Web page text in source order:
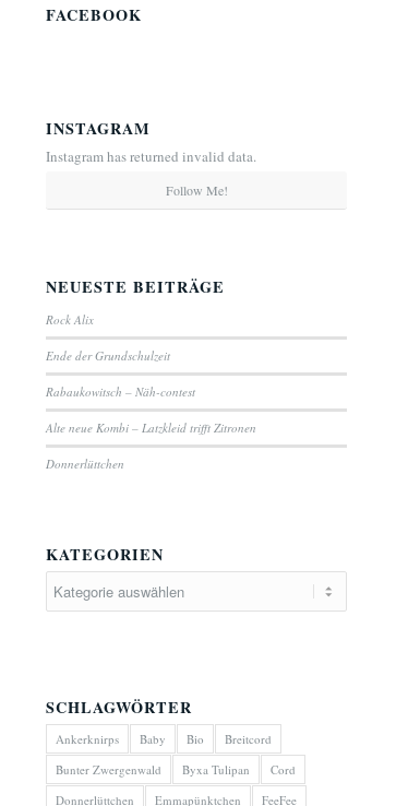
FACEBOOK
INSTAGRAM
Instagram has returned invalid data.
Follow Me!
NEUESTE BEITRÄGE
Rock Alix
Ende der Grundschulzeit
Rabaukowitsch – Näh-contest
Alte neue Kombi – Latzkleid trifft Zitronen
Donnerlüttchen
KATEGORIEN
SCHLAGWÖRTER
Ankerknirps Baby Bio
Breitcord
Bunter Zwergenwald
Byxa Tulipan
Cord
Donnerlüttchen
Emmapünktchen
FeeFee